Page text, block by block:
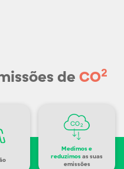
de CO2
Medimos e
reduzimosas suas
emissões